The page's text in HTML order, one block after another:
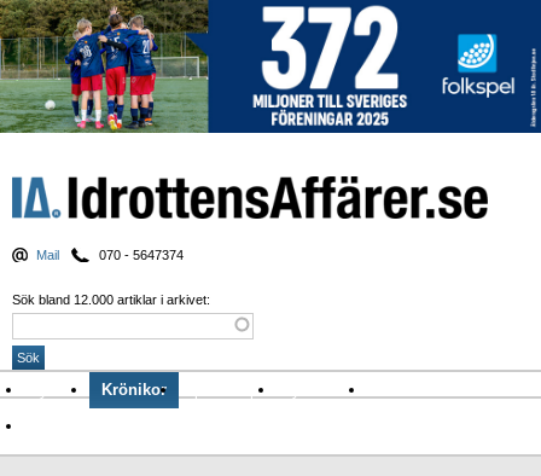
Mail 070 - 5647374
Sök bland 12.000 artiklar i arkivet:
Nyheter Krönikor Sport & spel Nyhetsbrev